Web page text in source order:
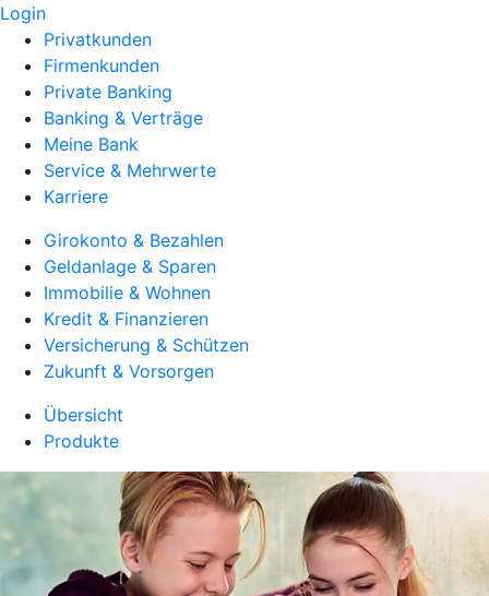
Login
Privatkunden
Firmenkunden
Private Banking
Banking & Verträge
Meine Bank
Service & Mehrwerte
Karriere
Girokonto & Bezahlen
Geldanlage & Sparen
Immobilie & Wohnen
Kredit & Finanzieren
Versicherung & Schützen
Zukunft & Vorsorgen
Übersicht
Produkte